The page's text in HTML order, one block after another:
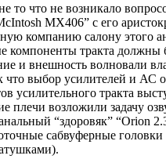
то что не возникало
MX406” с его
компанию салону этого
компоненты тракта должны
и внешность волновали
выбор усилителей и АС
усилительного тракта
плечи возложили задачу
“здоровяк” “Orion
сабвуферные